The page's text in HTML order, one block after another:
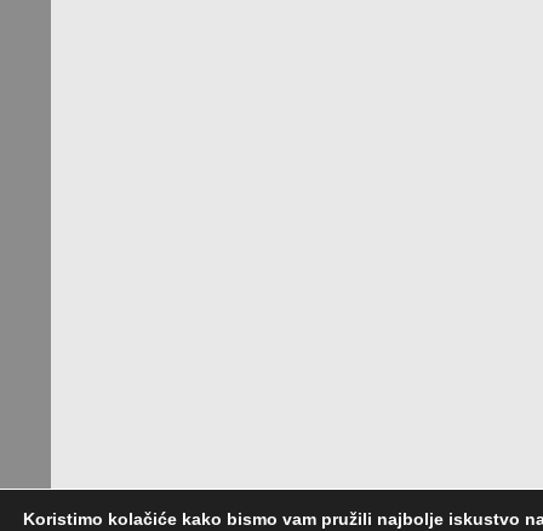
Koristimo kolačiće kako bismo vam pružili najbolje iskustvo